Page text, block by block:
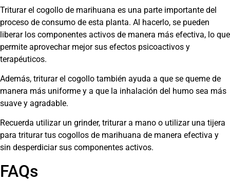
Triturar el cogollo de marihuana es una parte importante del
proceso de consumo de esta planta. Al hacerlo, se pueden
liberar los componentes activos de manera más efectiva, lo que
permite aprovechar mejor sus efectos psicoactivos y
terapéuticos.
Además, triturar el cogollo también ayuda a que se queme de
manera más uniforme y a que la inhalación del humo sea más
suave y agradable.
Recuerda utilizar un grinder, triturar a mano o utilizar una tijera
para triturar tus cogollos de marihuana de manera efectiva y
sin desperdiciar sus componentes activos.
FAQs